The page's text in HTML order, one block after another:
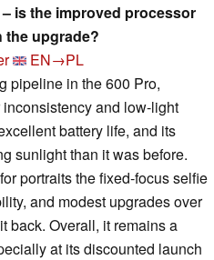
is the improved processor
the upgrade?
EN→PL
pipeline in the 600 Pro,
and low-light
battery life, and its
sunlight than it was before.
portraits the fixed-focus selfie
and modest upgrades over
back. Overall, it remains a
at its discounted launch